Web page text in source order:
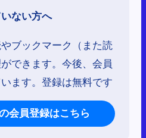
ない方へ
ブックマーク（また読
できます。今後、会員
ます。登録は無料です
会員登録はこちら